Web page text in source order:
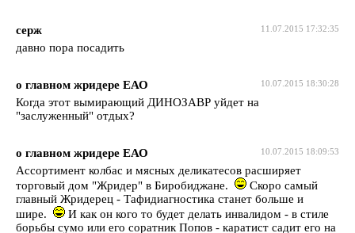
11.07.2015 17:32:35
серж
давно пора посадить
10.07.2015 18:30:28
о главном жридере ЕАО
Когда этот вымирающий ДИНОЗАВР уйдет на
"заслуженный" отдых?
10.07.2015 18:09:53
о главном жридере ЕАО
Ассортимент колбас и мясных деликатесов расширяет
торговый дом "Жридер" в Биробиджане.
Скоро самый
главный Жридерец - Тафидиагностика станет больше и
шире.
И как он кого то будет делать инвалидом - в стиле
борьбы сумо или его соратник Попов - каратист садит его на